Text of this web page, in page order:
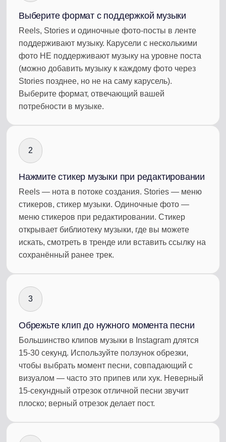
Выберите формат с поддержкой музыки
Reels, Stories и одиночные фото-посты в ленте
поддерживают музыку. Карусели с несколькими
фото НЕ поддерживают музыку на уровне поста
(можно добавить музыку к каждому фото через
Stories позднее, но не на саму карусель).
Выберите формат, отвечающий вашей
потребности в музыке.
2
Нажмите стикер музыки при редактировании
Reels — нота в потоке создания. Stories — меню
стикеров, стикер музыки. Одиночные фото —
меню стикеров при редактировании. Стикер
открывает библиотеку музыки, где вы можете
искать, смотреть в тренде или вставить ссылку на
сохранённый ранее трек.
3
Обрежьте клип до нужного момента песни
Большинство клипов музыки в Instagram длятся
15-30 секунд. Используйте ползунок обрезки,
чтобы выбрать момент песни, совпадающий с
визуалом — часто это припев или хук. Неверный
15-секундный отрезок отличной песни звучит
плоско; верный отрезок делает пост.